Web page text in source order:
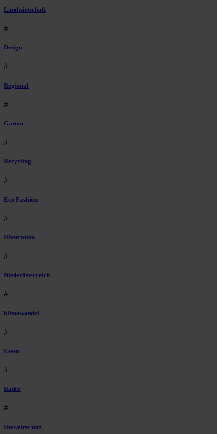
Landwirtschaft
#
Design
#
Regional
#
Garten
#
Recycling
#
Eco Fashion
#
Illustration
#
Niederösterreich
#
klimawandel
#
Essen
#
Räder
#
Umweltschutz